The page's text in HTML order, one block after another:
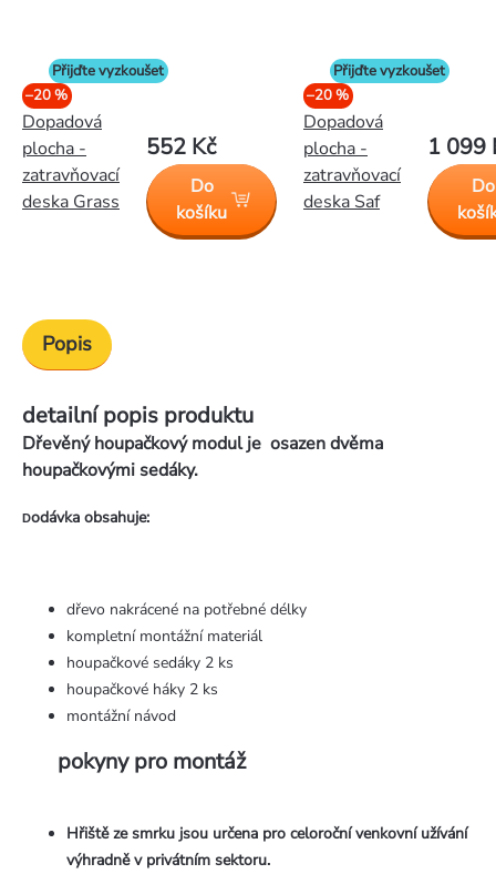
Přijďte vyzkoušet
–20 %
Dopadová
plocha -
zatravňovací
deska Grass
552 Kč
Do
košíku
Přijďte vyzkoušet
–20 %
Dopadová
plocha -
zatravňovací
deska Saf
1 099
Do
Popis
detailní popis produktu
Dřevěný houpačkový modul je osazen dvěma
houpačkovými sedáky.
Dodávka obsahuje:
dřevo nakrácené na potřebné délky
kompletní montážní materiál
houpačkové sedáky 2 ks
houpačkové háky 2 ks
montážní návod
pokyny pro montáž
Hřiště ze smrku jsou určena pro celoroční venkovní užívání
výhradně v privátním sektoru.